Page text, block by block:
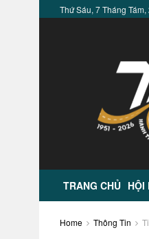
Thứ Sáu, 7 Tháng Tám,
TRANG CHỦ HỘI
Home Thông Tin